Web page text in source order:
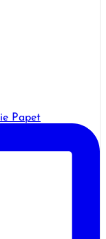
Papet